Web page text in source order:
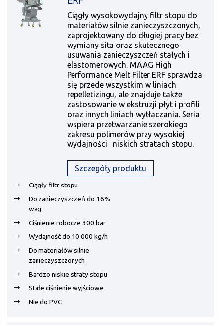
Ciągły wysokowydajny filtr stopu do
materiałów silnie zanieczyszczonych,
zaprojektowany do długiej pracy bez
wymiany sita oraz skutecznego
usuwania zanieczyszczeń stałych i
elastomerowych. MAAG High
Performance Melt Filter ERF sprawdza
się przede wszystkim w liniach
repelletizingu, ale znajduje także
zastosowanie w ekstruzji płyt i profili
oraz innych liniach wytłaczania. Seria
wspiera przetwarzanie szerokiego
zakresu polimerów przy wysokiej
wydajności i niskich stratach stopu.
Szczegóły produktu
Ciągły filtr stopu
Do zanieczyszczeń do 16%
wag.
Ciśnienie robocze 300 bar
Wydajność do 10 000 kg/h
Do materiałów silnie
zanieczyszczonych
Bardzo niskie straty stopu
Stałe ciśnienie wyjściowe
Nie do PVC